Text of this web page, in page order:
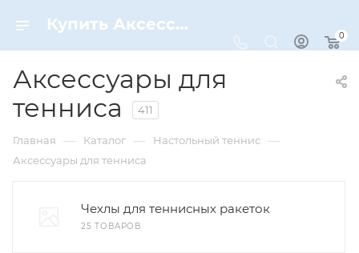
Купить Аксессуары для тенниса по цене от 190 ₽ рублей в Москве с доставкой
0
Аксессуары для
тенниса
411
Главная — Каталог — Настольный теннис —
Аксессуары для тенниса
Чехлы для теннисных ракеток
25 ТОВАРОВ